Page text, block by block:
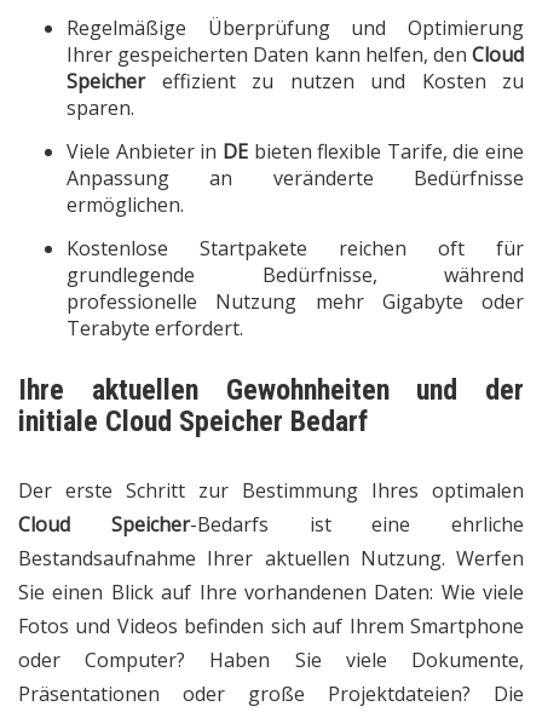
Regelmäßige Überprüfung und Optimierung
Ihrer gespeicherten Daten kann helfen, den Cloud
Speichereffizient zu nutzen und Kosten zu
sparen.
Viele Anbieter in DEbieten flexible Tarife, die eine
Anpassung an veränderte Bedürfnisse
ermöglichen.
Kostenlose Startpakete reichen oft für
grundlegende Bedürfnisse, während
professionelle Nutzung mehr Gigabyte oder
Terabyte erfordert.
Ihre aktuellen Gewohnheiten und der
initiale Cloud Speicher Bedarf
Der erste Schritt zur Bestimmung Ihres optimalen
Cloud Speicher-Bedarfs ist eine ehrliche
Bestandsaufnahme Ihrer aktuellen Nutzung. Werfen
Sie einen Blick auf Ihre vorhandenen Daten: Wie viele
Fotos und Videos befinden sich auf Ihrem Smartphone
oder Computer? Haben Sie viele Dokumente,
Präsentationen oder große Projektdateien? Die